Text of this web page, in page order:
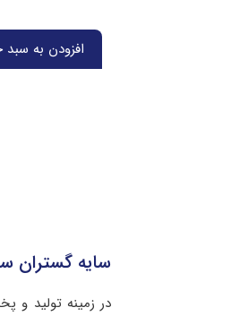
افزودن به سبد
سایه گستران
در زمینه تولید و